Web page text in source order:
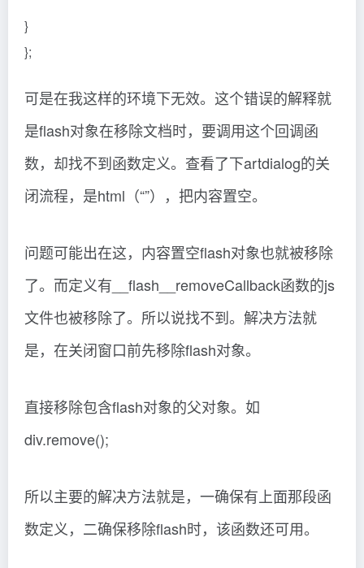
}
};
可是在我这样的环境下无效。这个错误的解释就
是flash对象在移除文档时，要调用这个回调函
数，却找不到函数定义。查看了下artdialog的关
闭流程，是html（“”），把内容置空。
问题可能出在这，内容置空flash对象也就被移除
了。而定义有__flash__removeCallback函数的js
文件也被移除了。所以说找不到。解决方法就
是，在关闭窗口前先移除flash对象。
直接移除包含flash对象的父对象。如
div.remove();
所以主要的解决方法就是，一确保有上面那段函
数定义，二确保移除flash时，该函数还可用。